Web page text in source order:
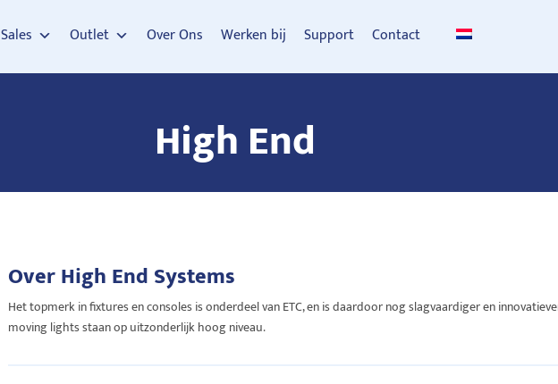
Sales Outlet Over Ons Werken bij Support Contact
High End
Over High End Systems
Het topmerk in fixtures en consoles is onderdeel van ETC, en is daardoor nog slagvaardiger en
moving lights staan op uitzonderlijk hoog niveau.